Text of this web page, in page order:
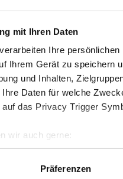
mit Ihren Daten
verarbeiten Ihre
Ihrem Gerät zu speichern
und Inhalten,
Daten für welche
das Privacy Trigger
wir auch gerne:
geografische Lage
Scannen nach bestimmten
Präferenzen